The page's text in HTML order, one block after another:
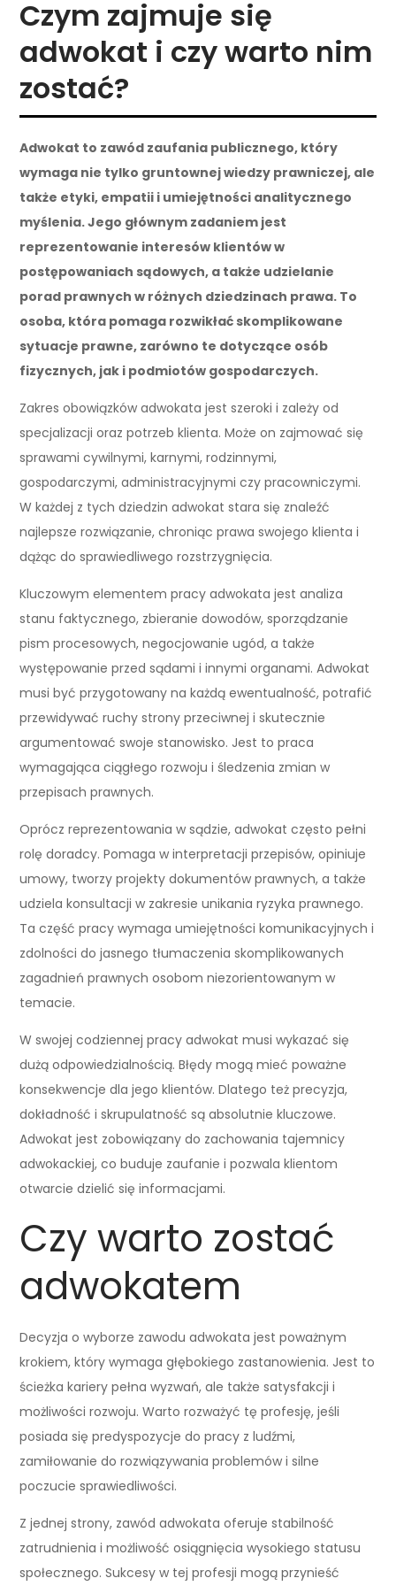
Czym zajmuje się
adwokat i czy warto nim
zostać?
Adwokat to zawód zaufania publicznego, który
wymaga nie tylko gruntownej wiedzy prawniczej, ale
także etyki, empatii i umiejętności analitycznego
myślenia. Jego głównym zadaniem jest
reprezentowanie interesów klientów w
postępowaniach sądowych, a także udzielanie
porad prawnych w różnych dziedzinach prawa. To
osoba, która pomaga rozwikłać skomplikowane
sytuacje prawne, zarówno te dotyczące osób
fizycznych, jak i podmiotów gospodarczych.
Zakres obowiązków adwokata jest szeroki i zależy od
specjalizacji oraz potrzeb klienta. Może on zajmować się
sprawami cywilnymi, karnymi, rodzinnymi,
gospodarczymi, administracyjnymi czy pracowniczymi.
W każdej z tych dziedzin adwokat stara się znaleźć
najlepsze rozwiązanie, chroniąc prawa swojego klienta i
dążąc do sprawiedliwego rozstrzygnięcia.
Kluczowym elementem pracy adwokata jest analiza
stanu faktycznego, zbieranie dowodów, sporządzanie
pism procesowych, negocjowanie ugód, a także
występowanie przed sądami i innymi organami. Adwokat
musi być przygotowany na każdą ewentualność, potrafić
przewidywać ruchy strony przeciwnej i skutecznie
argumentować swoje stanowisko. Jest to praca
wymagająca ciągłego rozwoju i śledzenia zmian w
przepisach prawnych.
Oprócz reprezentowania w sądzie, adwokat często pełni
rolę doradcy. Pomaga w interpretacji przepisów, opiniuje
umowy, tworzy projekty dokumentów prawnych, a także
udziela konsultacji w zakresie unikania ryzyka prawnego.
Ta część pracy wymaga umiejętności komunikacyjnych i
zdolności do jasnego tłumaczenia skomplikowanych
zagadnień prawnych osobom niezorientowanym w
temacie.
W swojej codziennej pracy adwokat musi wykazać się
dużą odpowiedzialnością. Błędy mogą mieć poważne
konsekwencje dla jego klientów. Dlatego też precyzja,
dokładność i skrupulatność są absolutnie kluczowe.
Adwokat jest zobowiązany do zachowania tajemnicy
adwokackiej, co buduje zaufanie i pozwala klientom
otwarcie dzielić się informacjami.
Czy warto zostać
adwokatem
Decyzja o wyborze zawodu adwokata jest poważnym
krokiem, który wymaga głębokiego zastanowienia. Jest to
ścieżka kariery pełna wyzwań, ale także satysfakcji i
możliwości rozwoju. Warto rozważyć tę profesję, jeśli
posiada się predyspozycje do pracy z ludźmi,
zamiłowanie do rozwiązywania problemów i silne
poczucie sprawiedliwości.
Z jednej strony, zawód adwokata oferuje stabilność
zatrudnienia i możliwość osiągnięcia wysokiego statusu
społecznego. Sukcesy w tej profesji mogą przynieść